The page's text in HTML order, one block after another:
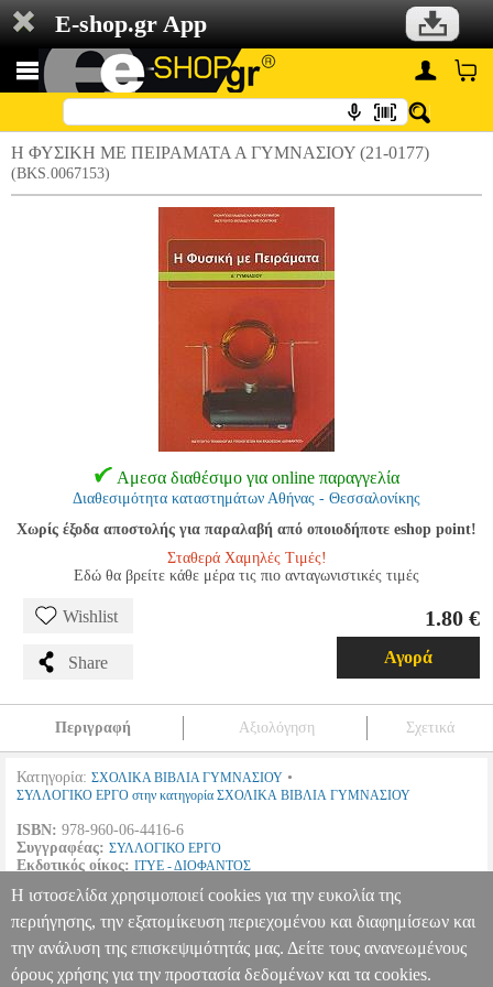
E-shop.gr App
Η ΦΥΣΙΚΗ ΜΕ ΠΕΙΡΑΜΑΤΑ Α ΓΥΜΝΑΣΙΟΥ (21-0177)
(BKS.0067153)
Αμεσα διαθέσιμο για online παραγγελία
Διαθεσιμότητα καταστημάτων Αθήνας - Θεσσαλονίκης
Χωρίς έξοδα αποστολής για παραλαβή από οποιοδήποτε eshop point!
Σταθερά Χαμηλές Τιμές!
Εδώ θα βρείτε κάθε μέρα τις πιο ανταγωνιστικές τιμές
Wishlist
Share
1.80 €
Αγορά
Περιγραφή Αξιολόγηση Σχετικά
Κατηγορία: ΣΧΟΛΙΚΑ ΒΙΒΛΙΑ ΓΥΜΝΑΣΙΟΥ •
ΣΥΛΛΟΓΙΚΟ ΕΡΓΟ στην κατηγορία ΣΧΟΛΙΚΑ ΒΙΒΛΙΑ ΓΥΜΝΑΣΙΟΥ
ISBN: 978-960-06-4416-6
Συγγραφέας: ΣΥΛΛΟΓΙΚΟ ΕΡΓΟ
Εκδοτικός οίκος: ΙΤΥΕ - ΔΙΟΦΑΝΤΟΣ
Διαστάσεις:21Χ28
Ημερομηνία Έκδοσης: 2012
Η ΦΥΣΙΚΗ ΜΕ ΠΕΙΡΑΜΑΤΑ Α ΓΥΜΝΑΣΙΟΥ (21-0177)
BKS.0067153 BKS.0067153 ΣΥΛΛΟΓΙΚΟ ΕΡΓΟ ΣΥΛΛΟΓΙΚΟ
Η ιστοσελίδα χρησιμοποιεί cookies για την ευκολία της
περιήγησης, την εξατομίκευση περιεχομένου και διαφημίσεων και
την ανάλυση της επισκεψιμότητάς μας. Δείτε τους ανανεωμένους
όρους χρήσης για την προστασία δεδομένων και τα cookies.